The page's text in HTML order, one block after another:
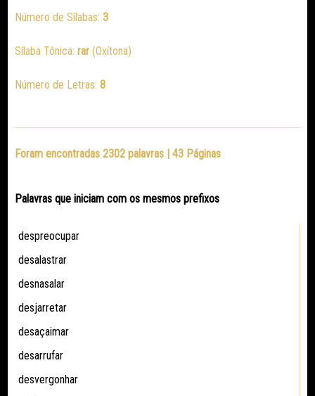
Número de Sílabas:3
Sílaba Tônica:rar (Oxítona)
Número de Letras:8
Foram encontradas 2302 palavras | 43 Páginas
Palavras que iniciam com os mesmos prefixos
despreocupar
desalastrar
desnasalar
desjarretar
desaçaimar
desarrufar
desvergonhar